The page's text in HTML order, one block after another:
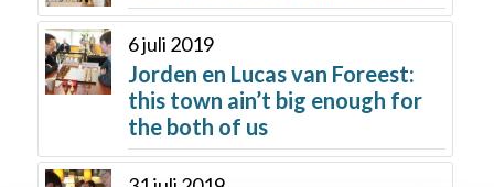
6 juli 2019
Jorden en Lucas van Foreest:
this town ain’t big enough for
the both of us